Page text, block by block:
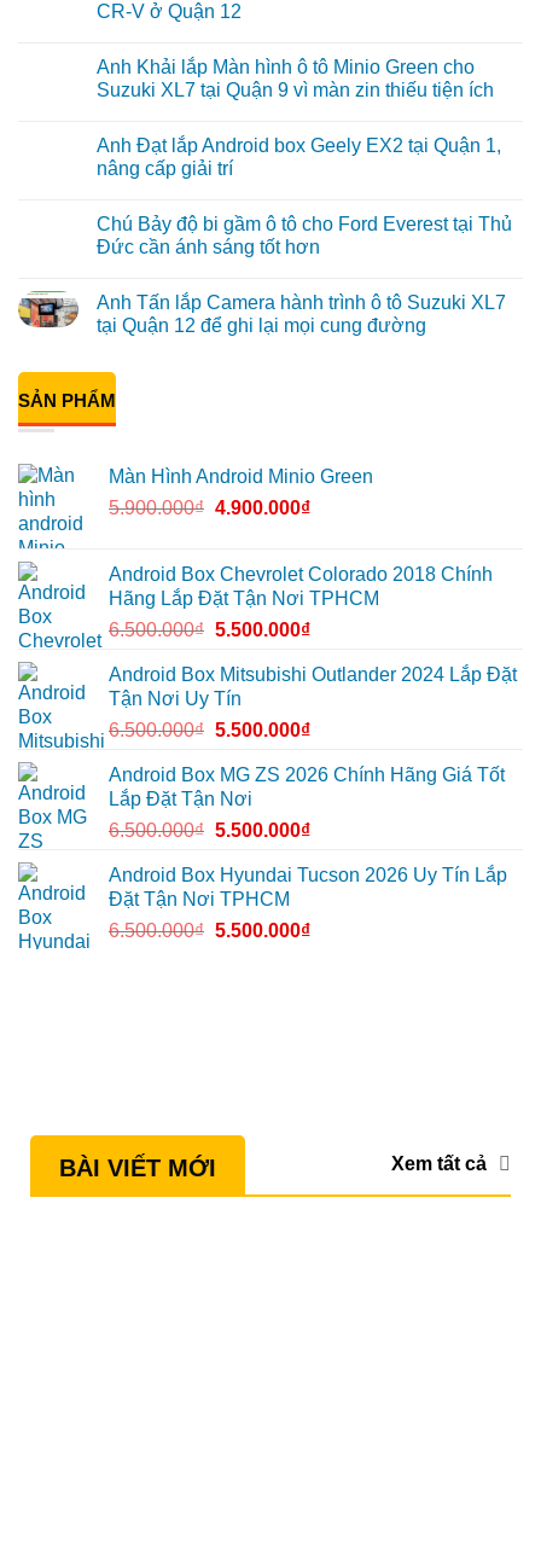
CR-V ở Quận 12
bình
luận
ở
lắp
màn
hình
cho
Honda
CR-
Quận
12
Anh Khải lắp Màn hình ô tô Minio Green cho
Suzuki XL7 tại Quận 9 vì màn zin thiếu tiện ích
bình
luận
ở
lắp
Màn
hình
Minio
Green
cho
Quận
9
vì
thiếu
ích
Anh Đạt lắp Android box Geely EX2 tại Quận 1,
nâng cấp giải trí
bình
luận
ở
lắp
Android
box
Quận
1,
nâng
Chú Bảy độ bi gầm ô tô cho Ford Everest tại Thủ
Đức cần ánh sáng tốt hơn
bình
luận
ở
bi
gầm
ô
Ford
ánh
sáng
Anh Tấn lắp Camera hành trình ô tô Suzuki XL7
tại Quận 12 để ghi lại mọi cung đường
bình
luận
ở
Anh
Camera
trình
XL7
Quận
để
ghi
mọi
cung
đường
SẢN PHẨM
Màn Hình Android Minio Green
5.900.000₫ 4.900.000₫
Android Box Chevrolet Colorado 2018 Chính
Hãng Lắp Đặt Tận Nơi TPHCM
6.500.000₫ 5.500.000₫
Android Box Mitsubishi Outlander 2024 Lắp Đặt
Tận Nơi Uy Tín
6.500.000₫ 5.500.000₫
Android Box MG ZS 2026 Chính Hãng Giá Tốt
Lắp Đặt Tận Nơi
6.500.000₫ 5.500.000₫
Android Box Hyundai Tucson 2026 Uy Tín Lắp
Đặt Tận Nơi TPHCM
6.500.000₫ 5.500.000₫
BÀI VIẾT MỚI Xem tất cả